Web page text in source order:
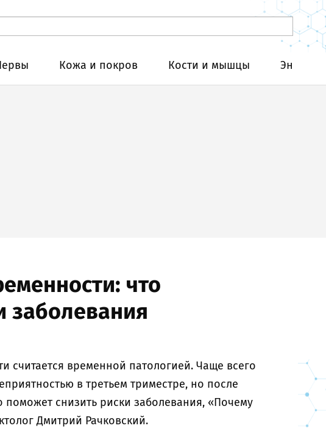
Кожа и покров Кости и мышцы
что
заболевания
считается временной патологией. Чаще всего
в третьем триместре, но после
поможет снизить риски заболевания, «Почему
Дмитрий Рачковский.